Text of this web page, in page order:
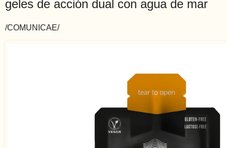
geles de acción dual con agua de mar
/COMUNICAE/